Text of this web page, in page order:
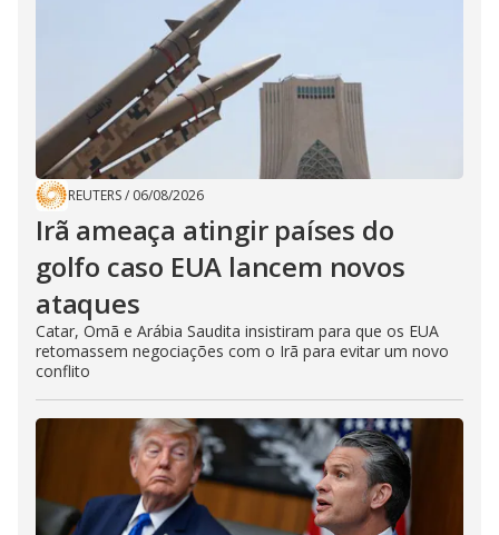
REUTERS/ 06/08/2026
Irã ameaça atingir países do
golfo caso EUA lancem novos
ataques
Catar, Omã e Arábia Saudita insistiram para que os EUA
retomassem negociações com o Irã para evitar um novo
conflito